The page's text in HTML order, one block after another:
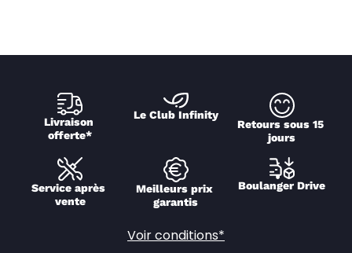
Livraison
offerte*
Le Club Infinity
Retours sous 15
jours
Service après
vente
Meilleurs prix
garantis
Boulanger Drive
Voir conditions*